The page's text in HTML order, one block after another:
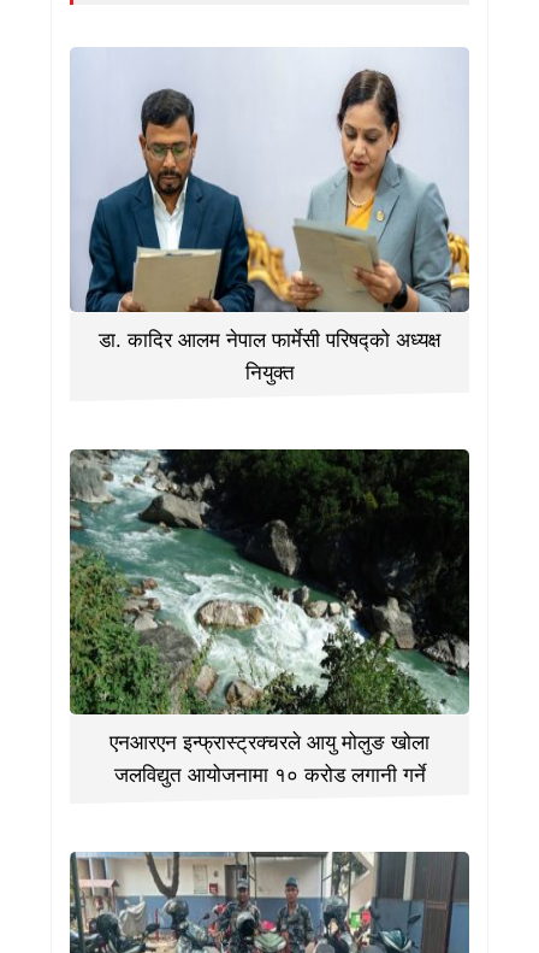
डा. कादिर आलम नेपाल फार्मेसी परिषद्को अध्यक्ष
नियुक्त
एनआरएन इन्फ्रास्ट्रक्चरले आयु मोलुङ खोला
जलविद्युत आयोजनामा १० करोड लगानी गर्ने